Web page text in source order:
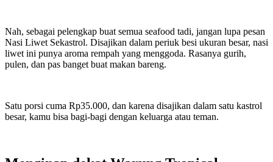
Nah, sebagai pelengkap buat semua seafood tadi, jangan lupa pesan
Nasi Liwet Sekastrol. Disajikan dalam periuk besi ukuran besar, nasi
liwet ini punya aroma rempah yang menggoda. Rasanya gurih,
pulen, dan pas banget buat makan bareng.
Satu porsi cuma Rp35.000, dan karena disajikan dalam satu kastrol
besar, kamu bisa bagi-bagi dengan keluarga atau teman.